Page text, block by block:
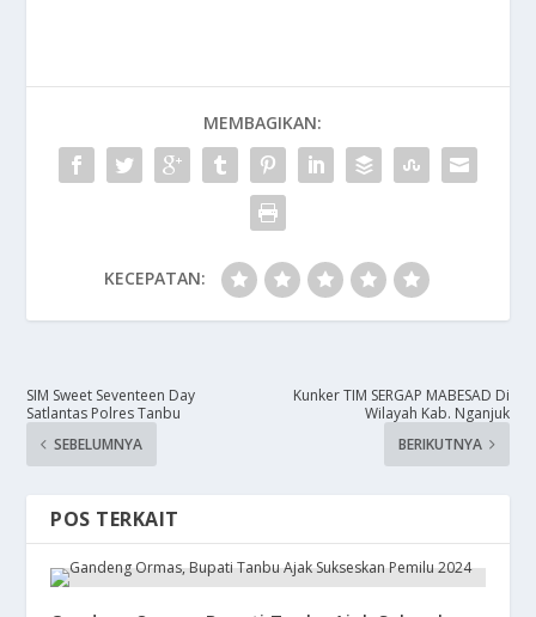
MEMBAGIKAN:
KECEPATAN:
SIM Sweet Seventeen Day
Satlantas Polres Tanbu
SEBELUMNYA
​Kunker TIM SERGAP MABESAD Di
Wilayah Kab. Nganjuk
BERIKUTNYA
POS TERKAIT